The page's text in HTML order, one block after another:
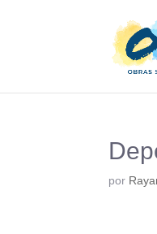
por